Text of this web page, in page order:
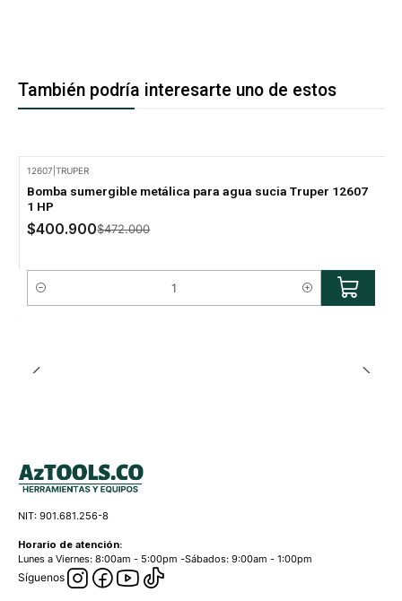
También podría interesarte uno de estos
12607 |TRUPER
Bomba sumergible metálica para agua sucia Truper 12607
1 HP
$400.900$472.000
Cantidad
NIT: 901.681.256-8
Horario de atención:
Lunes a Viernes: 8:00am - 5:00pm -Sábados: 9:00am - 1:00pm
Síguenos